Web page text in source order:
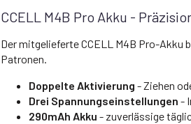
CCELL M4B Pro Akku -
Der mitgelieferte CCELL M4B Pro-Akku
Patronen.
Doppelte Aktivierung - Ziehen
Drei Spannungseinstellungen -
290mAh Akku - zuverlässige